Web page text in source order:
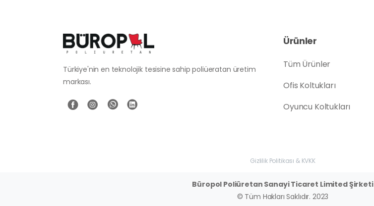
Türkiye'nin en teknolojik tesisine sahip poliüeratan üretim
markası.
Ürünler
Tüm Ürünler
Ofis Koltukları
Oyuncu Koltukları
Gizlilik Politikası & KVKK
Büropol Poliüretan Sanayi Ticaret Limited Şirketi
© Tüm Hakları Saklıdır. 2023